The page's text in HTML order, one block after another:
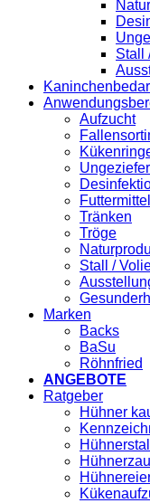
Stall
Aufzucht
Futtermittel
Tränken
Tröge
Stall /
Marken
Backs
BaSu
Röhnfried
ANGEBOTE
Ratgeber
Hühner